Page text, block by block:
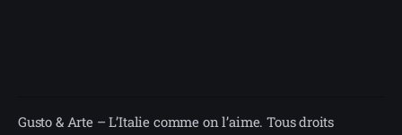
Gusto & Arte – L’Italie comme on l’aime. Tous droits